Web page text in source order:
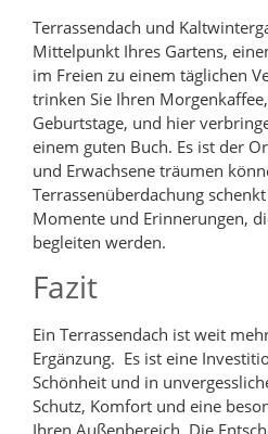
Terrassendach und
Mittelpunkt Ihres Gartens,
im Freien zu einem täglichen
trinken Sie Ihren
Geburtstage, und hier
einem guten Buch. Es ist der
und Erwachsene träumen
Terrassenüberdachung
Momente und Erinnerungen,
begleiten werden.
Fazit
Ein Terrassendach ist weit
Ergänzung. Es ist eine
Schönheit und in
Schutz, Komfort und eine